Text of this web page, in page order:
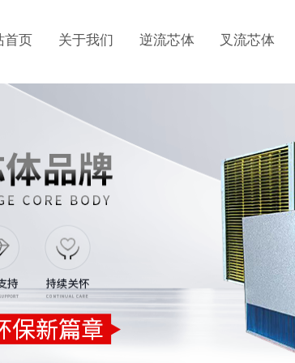
首页 关于我们 逆流芯体 叉流芯体